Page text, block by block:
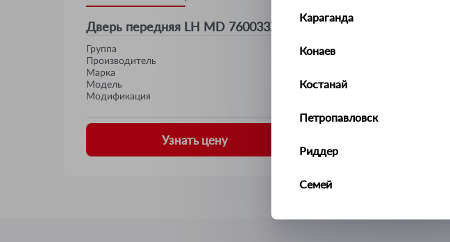
Караганда
Конаев
Костанай
Петропавловск
Риддер
Семей
Талдыкорган
Дверь передняя LH MD 760033X000 Jorden JH02ELT11052L
Группа
Производитель
Марка
Модель
Модификация
Узнать цену